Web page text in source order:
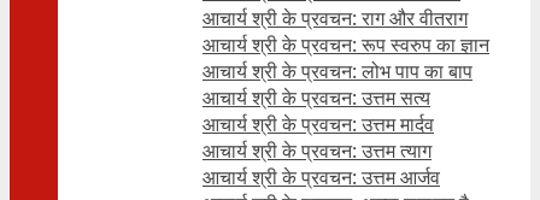
आचार्य श्री के प्रवचन: राग और वीतराग
आचार्य श्री के प्रवचन: रूप स्वरुप का ज्ञान
आचार्य श्री के प्रवचन: लोभ पाप का बाप
आचार्य श्री के प्रवचन: उत्तम सत्य
आचार्य श्री के प्रवचन: उत्तम मार्दव
आचार्य श्री के प्रवचन: उत्तम त्याग
आचार्य श्री के प्रवचन: उत्तम आर्जव